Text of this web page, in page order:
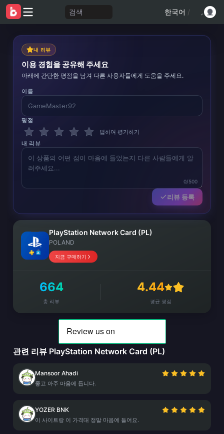
검색 한국어 /
내 리뷰
이용 경험을 공유해 주세요
아래에 간단한 평점을 남겨 다른 사용자들에게 도움을 주세요.
이름
평점
탭하여 평가하기
내 리뷰
0/500
리뷰 등록
PlayStation Network Card (PL)
POLAND
지금 구매하기
664
총 리뷰
4.44
평균 평점
관련 리뷰 PlayStation Network Card (PL)
Mansoor Ahadi
좋고 아주 마음에 듭니다.
YOZER BNK
이 사이트랑 이 가격대 정말 마음에 들어요.